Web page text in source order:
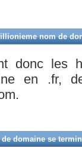
nom de
donc les
en .fr,
domaine se